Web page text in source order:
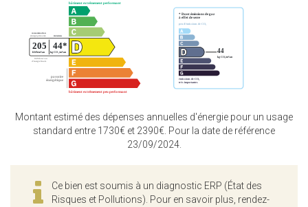
Montant estimé des dépenses annuelles d'énergie pour un usage
standard entre 1730€ et 2390€. Pour la date de référence
23/09/2024.
Ce bien est soumis à un diagnostic ERP (État des
Risques et Pollutions). Pour en savoir plus, rendez-